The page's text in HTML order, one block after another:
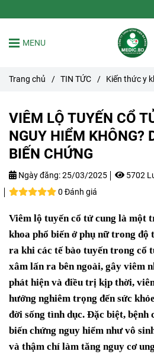
MENU
Trang chủ / TIN TỨC / Kiến thức y
VIÊM LỘ TUYẾN CỔ
NGUY HIỂM KHÔNG?
BIẾN CHỨNG
Ngày đăng:25/03/2025
5702
0 Đánh giá
Viêm lộ tuyến cổ tử cung là một
khoa phổ biến ở phụ nữ trong độ
ra khi các tế bào tuyến trong cổ
xâm lấn ra bên ngoài, gây viêm
phát hiện và điều trị kịp thời,
hưởng nghiêm trọng đến sức
đời sống tình dục. Đặc biệt, bệnh
biến chứng nguy hiểm như vô
và thậm chí làm tăng nguy cơ